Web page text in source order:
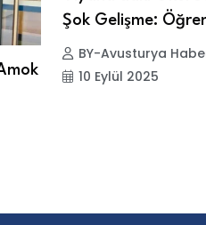
Şok Gelişme:
BY-Avusturya
10 Eylül 2025